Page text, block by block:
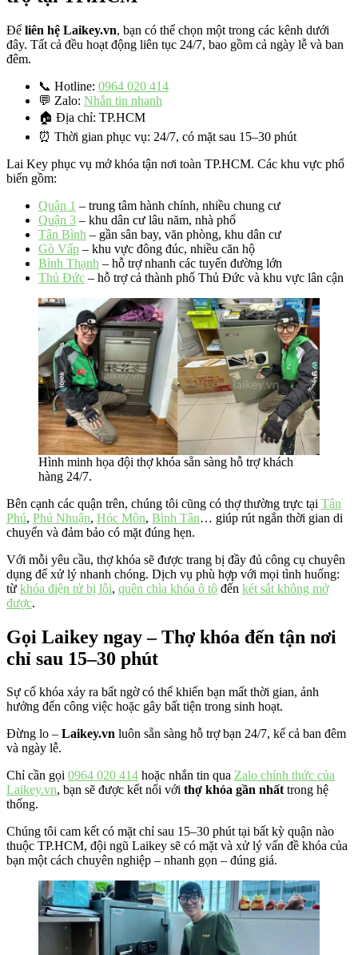
Để liên hệ Laikey.vn, bạn có thể chọn một trong các kênh dưới
đây. Tất cả đều hoạt động liên tục 24/7, bao gồm cả ngày lễ và ban
đêm.
📞 Hotline: 0964 020 414
💬 Zalo: Nhắn tin nhanh
🏠 Địa chỉ: TP.HCM
⏰ Thời gian phục vụ: 24/7, có mặt sau 15–30 phút
Lai Key phục vụ mở khóa tận nơi toàn TP.HCM. Các khu vực phổ
biến gồm:
Quận 1 – trung tâm hành chính, nhiều chung cư
Quận 3 – khu dân cư lâu năm, nhà phố
Tân Bình – gần sân bay, văn phòng, khu dân cư
Gò Vấp – khu vực đông đúc, nhiều căn hộ
Bình Thạnh – hỗ trợ nhanh các tuyến đường lớn
Thủ Đức – hỗ trợ cả thành phố Thủ Đức và khu vực lân cận
Hình minh họa đội thợ khóa sẵn sàng hỗ trợ khách
hàng 24/7.
Bên cạnh các quận trên, chúng tôi cũng có thợ thường trực tại Tân
Phú, Phú Nhuận, Hóc Môn, Bình Tân… giúp rút ngắn thời gian di
chuyển và đảm bảo có mặt đúng hẹn.
Với mỗi yêu cầu, thợ khóa sẽ được trang bị đầy đủ công cụ chuyên
dụng để xử lý nhanh chóng. Dịch vụ phù hợp với mọi tình huống:
từ khóa điện tử bị lỗi, quên chìa khóa ô tô đến két sắt không mở
được.
Gọi Laikey ngay – Thợ khóa đến tận nơi
chỉ sau 15–30 phút
Sự cố khóa xảy ra bất ngờ có thể khiến bạn mất thời gian, ảnh
hưởng đến công việc hoặc gây bất tiện trong sinh hoạt.
Đừng lo – Laikey.vn luôn sẵn sàng hỗ trợ bạn 24/7, kể cả ban đêm
và ngày lễ.
Chỉ cần gọi 0964 020 414 hoặc nhắn tin qua Zalo chính thức của
Laikey.vn, bạn sẽ được kết nối với thợ khóa gần nhấttrong hệ
thống.
Chúng tôi cam kết có mặt chỉ sau 15–30 phút tại bất kỳ quận nào
thuộc TP.HCM, đội ngũ Laikey sẽ có mặt và xử lý vấn đề khóa của
bạn một cách chuyên nghiệp – nhanh gọn – đúng giá.